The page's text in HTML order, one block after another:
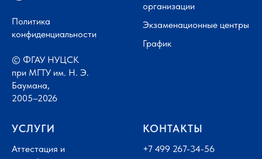
Политика
конфиденциальности
© ФГАУ НУЦСК
при МГТУ им. Н. Э.
Баумана,
2005–2026
организации
Экзаменационные центры
График
УСЛУГИ
Аттестация и
КОНТАКТЫ
+7 499 267-34-56